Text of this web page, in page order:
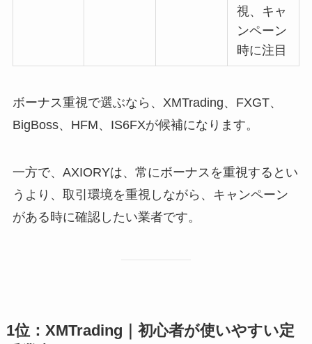
視、キャ
ンペーン
時に注目
ボーナス重視で選ぶなら、XMTrading、FXGT、
BigBoss、HFM、IS6FXが候補になります。
一方で、AXIORYは、常にボーナスを重視するとい
うより、取引環境を重視しながら、キャンペーン
がある時に確認したい業者です。
1位：XMTrading｜初心者が使いやすい定